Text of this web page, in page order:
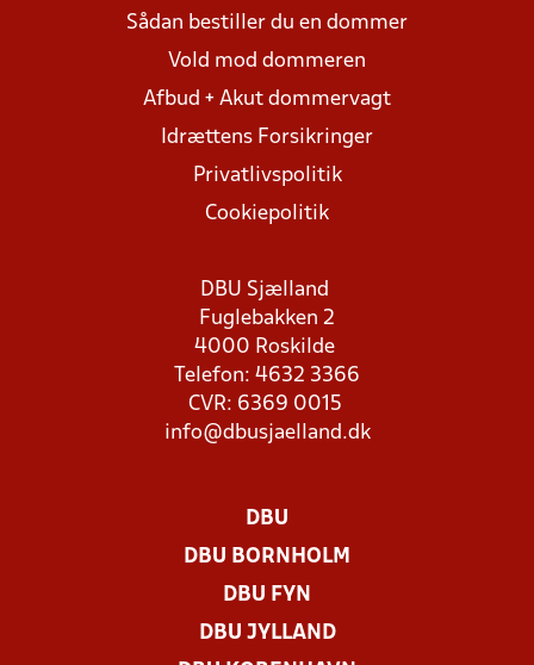
Sådan bestiller du en dommer
Vold mod dommeren
Afbud + Akut dommervagt
Idrættens Forsikringer
Privatlivspolitik
Cookiepolitik
DBU Sjælland
Fuglebakken 2
4000 Roskilde
Telefon: 4632 3366
CVR: 6369 0015
info@dbusjaelland.dk
DBU
DBU BORNHOLM
DBU FYN
DBU JYLLAND